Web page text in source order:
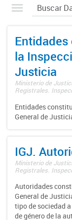
la
Justicia
Ministerio de
Registrales.
Entidades
General de
IGJ.
Ministerio de
Registrales.
Autoridades
General de
tipo de sociedad
de género de la